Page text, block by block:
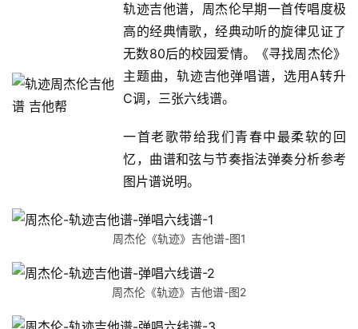
轨迹吉他谱，周杰伦早期一首传唱度极
高的经典情歌，经典动听的旋律见证了
无数80后的校园爱情。《寻找周杰伦》
主题曲，轨迹吉他弹唱谱，选用A转升
C调，三张六线谱。
一首老歌带给我们青春中最柔软的回
忆，曲谱和弦与节奏指法弹奏分析参考
图片谱说明。
周杰伦《轨迹》吉他谱-图1
周杰伦《轨迹》吉他谱-图2